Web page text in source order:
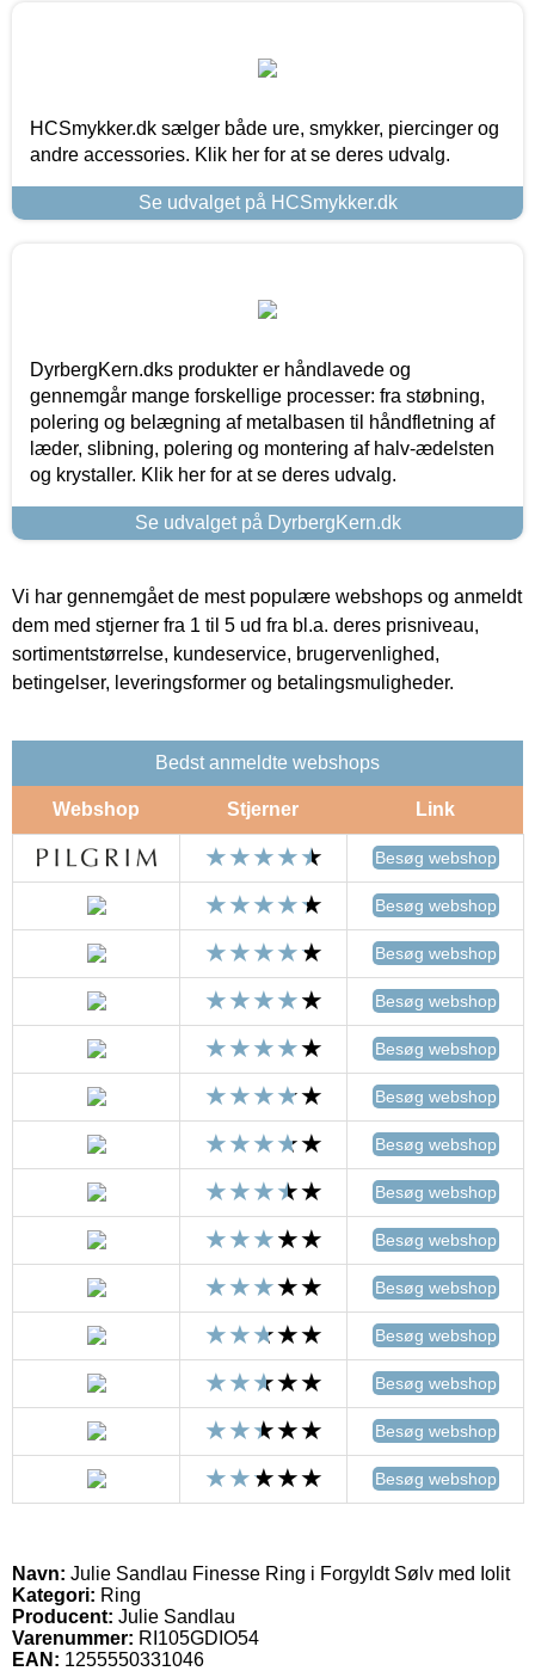
HCSmykker.dk sælger både ure, smykker, piercinger og
andre accessories. Klik her for at se deres udvalg.
Se udvalget på HCSmykker.dk
DyrbergKern.dks produkter er håndlavede og
gennemgår mange forskellige processer: fra støbning,
polering og belægning af metalbasen til håndfletning af
læder, slibning, polering og montering af halv-ædelsten
og krystaller. Klik her for at se deres udvalg.
Se udvalget på DyrbergKern.dk
Vi har gennemgået de mest populære webshops og anmeldt
dem med stjerner fra 1 til 5 ud fra bl.a. deres prisniveau,
sortimentstørrelse, kundeservice, brugervenlighed,
betingelser, leveringsformer og betalingsmuligheder.
Bedst anmeldte webshops
Webshop Stjerner Link
Besøg webshop
Besøg webshop
Besøg webshop
Besøg webshop
Besøg webshop
Besøg webshop
Besøg webshop
Besøg webshop
Besøg webshop
Besøg webshop
Besøg webshop
Besøg webshop
Besøg webshop
Besøg webshop
Navn: Julie Sandlau Finesse Ring i Forgyldt Sølv med Iolit
Kategori: Ring
Producent: Julie Sandlau
Varenummer: RI105GDIO54
EAN: 1255550331046